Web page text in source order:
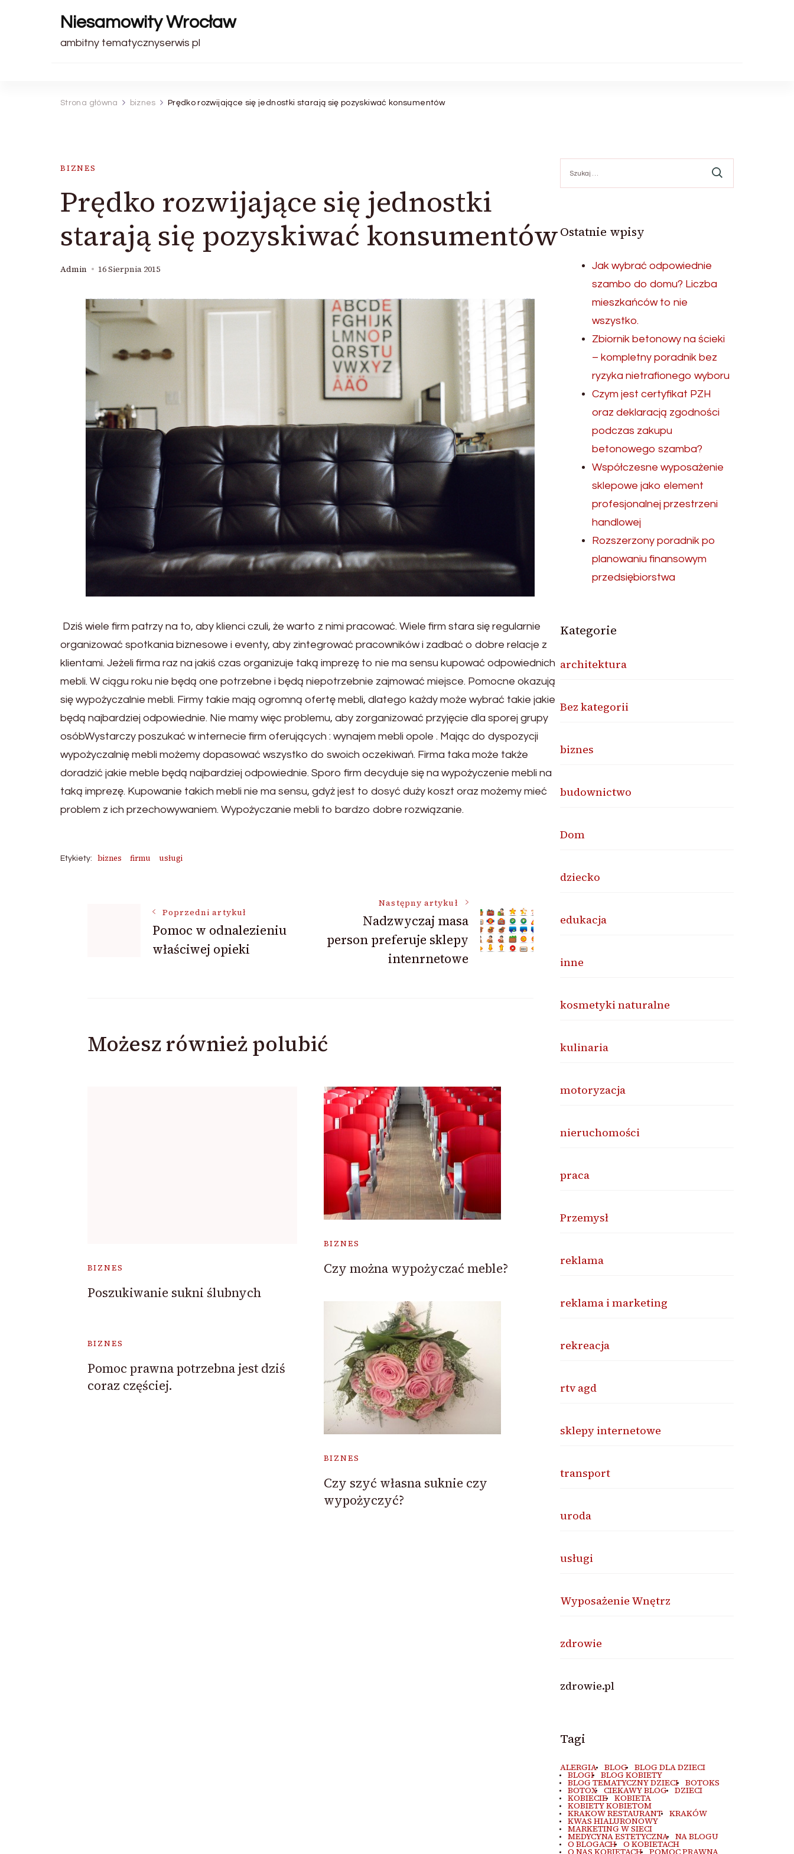
Niesamowity Wrocław
ambitny tematycznyserwis pl
Strona główna biznes Prędko rozwijające się jednostki starają się pozyskiwać konsumentów
BIZNES
Prędko rozwijające się jednostki
starają się pozyskiwać konsumentów
Admin 16 Sierpnia 2015
Dziś wiele firm patrzy na to, aby klienci czuli, że warto z nimi pracować. Wiele firm stara się regularnie
organizować spotkania biznesowe i eventy, aby zintegrować pracowników i zadbać o dobre relacje z
klientami. Jeżeli firma raz na jakiś czas organizuje taką imprezę to nie ma sensu kupować odpowiednich
mebli. W ciągu roku nie będą one potrzebne i będą niepotrzebnie zajmować miejsce. Pomocne okazują
się wypożyczalnie mebli. Firmy takie mają ogromną ofertę mebli, dlatego każdy może wybrać takie jakie
będą najbardziej odpowiednie. Nie mamy więc problemu, aby zorganizować przyjęcie dla sporej grupy
osóbWystarczy poszukać w internecie firm oferujących : wynajem mebli opole . Mając do dyspozycji
wypożyczalnię mebli możemy dopasować wszystko do swoich oczekiwań. Firma taka może także
doradzić jakie meble będą najbardziej odpowiednie. Sporo firm decyduje się na wypożyczenie mebli na
taką imprezę. Kupowanie takich mebli nie ma sensu, gdyż jest to dosyć duży koszt oraz możemy mieć
problem z ich przechowywaniem. Wypożyczanie mebli to bardzo dobre rozwiązanie.
Etykiety: biznes firmu usługi
Nawigacja
wpisu
Poprzedni artykuł
Pomoc w odnalezieniu
właściwej opieki
Następny artykuł
Nadzwyczaj masa
person preferuje sklepy
intenrnetowe
Możesz również polubić
BIZNES
Poszukiwanie sukni ślubnych
BIZNES
Czy można wypożyczać meble?
BIZNES
Pomoc prawna potrzebna jest dziś
coraz częściej.
BIZNES
Czy szyć własna suknie czy
wypożyczyć?
Ostatnie wpisy
Jak wybrać odpowiednie
szambo do domu? Liczba
mieszkańców to nie
wszystko.
Zbiornik betonowy na ścieki
– kompletny poradnik bez
ryzyka nietrafionego wyboru
Czym jest certyfikat PZH
oraz deklaracją zgodności
podczas zakupu
betonowego szamba?
Współczesne wyposażenie
sklepowe jako element
profesjonalnej przestrzeni
handlowej
Rozszerzony poradnik po
planowaniu finansowym
przedsiębiorstwa
Kategorie
architektura
Bez kategorii
biznes
budownictwo
Dom
dziecko
edukacja
inne
kosmetyki naturalne
kulinaria
motoryzacja
nieruchomości
praca
Przemysł
reklama
reklama i marketing
rekreacja
rtv agd
sklepy internetowe
transport
uroda
usługi
Wyposażenie Wnętrz
zdrowie
zdrowie.pl
Tagi
ALERGIA BLOG BLOG DLA DZIECI
BLOGI BLOG KOBIETY
BLOG TEMATYCZNY DZIECI BOTOKS
BOTOX CIEKAWY BLOG DZIECI
KOBIECIE KOBIETA
KOBIETY KOBIETOM
KRAKOW RESTAURANT KRAKÓW
KWAS HIALURONOWY
MARKETING W SIECI
MEDYCYNA ESTETYCZNA NA BLOGU
O BLOGACH O KOBIETACH